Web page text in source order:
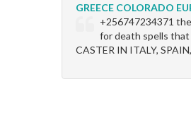
GREECE COLORADO
+256747234371
for death spells that
CASTER IN ITALY,